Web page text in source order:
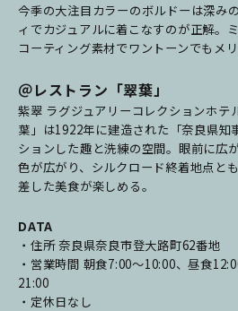
今季の大注目カラーのボルドーは深み
ィでカジュアルに着こなすのが正解。
コーティング素材でワントーンでもメ
＠レストラン「翠葉」
紫翠 ラグジュアリーコレクションホテ
葉」は1922年に建造された「奈良県知
ションした趣と洗練の空間。眼前に広
色が広がり、シルクロード終着地点と
差した美食が楽しめる。
DATA
・住所 奈良県奈良市登大路町62番地
・営業時間 朝食7:00～10:00、昼食
21:00
・定休日なし